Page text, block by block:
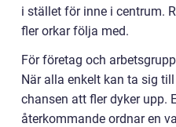
i stället för inne i centrum.
fler orkar följa med.
För företag och
När alla enkelt kan ta sig
chansen att fler dyker upp.
återkommande ordnar en